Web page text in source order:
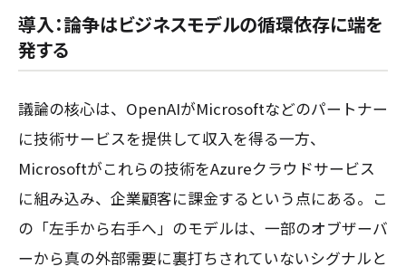
導入：論争はビジネスモデルの循環依存に端を
発する
議論の核心は、OpenAIがMicrosoftなどのパートナー
に技術サービスを提供して収入を得る一方、
Microsoftがこれらの技術をAzureクラウドサービス
に組み込み、企業顧客に課金するという点にある。こ
の「左手から右手へ」のモデルは、一部のオブザーバ
ーから真の外部需要に裏打ちされていないシグナルと